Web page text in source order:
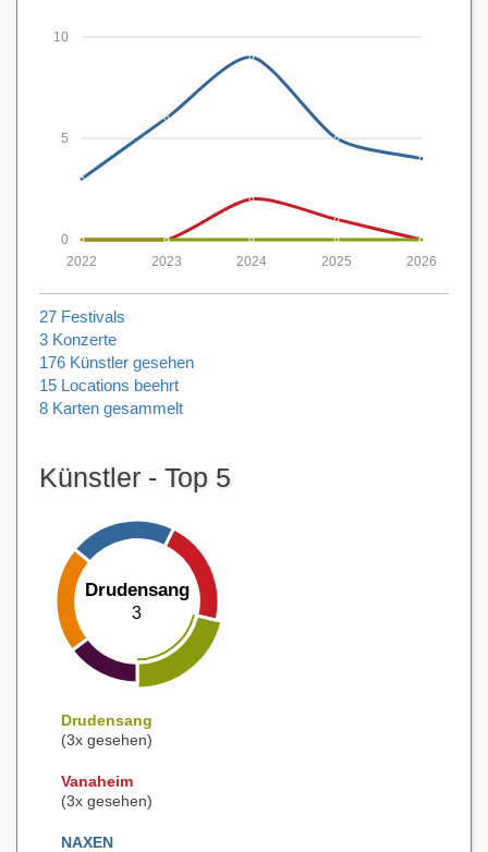
0
5
10
2026
2025
2024
2023
2022
27 Festivals
3 Konzerte
176 Künstler gesehen
15 Locations beehrt
8 Karten gesammelt
Künstler - Top 5
Drudensang
3
Drudensang
(3x gesehen)
Vanaheim
(3x gesehen)
NAXEN